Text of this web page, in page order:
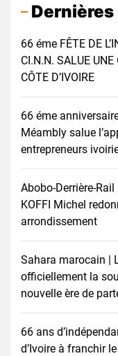
66 éme FÊTE DE
CI.N.N. SALUE
CÔTE D’IVOIRE
66 éme
Méambly salue
entrepreneurs
Abobo-Derrière-
KOFFI Michel
arrondissement
Sahara marocain |
officiellement la
nouvelle ère de
66 ans
d’Ivoire à franchir